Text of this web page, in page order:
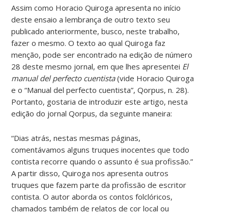
Assim como Horacio Quiroga apresenta no início
deste ensaio a lembrança de outro texto seu
publicado anteriormente, busco, neste trabalho,
fazer o mesmo. O texto ao qual Quiroga faz
menção, pode ser encontrado na edição de número
28 deste mesmo jornal, em que lhes apresentei El
manual del perfecto cuentista(vide Horacio Quiroga
e o “Manual del perfecto cuentista”, Qorpus, n. 28).
Portanto, gostaria de introduzir este artigo, nesta
edição do jornal Qorpus, da seguinte maneira:
“Dias atrás, nestas mesmas páginas,
comentávamos alguns truques inocentes que todo
contista recorre quando o assunto é sua profissão.”
A partir disso, Quiroga nos apresenta outros
truques que fazem parte da profissão de escritor
contista. O autor aborda os contos folclóricos,
chamados também de relatos de cor local ou